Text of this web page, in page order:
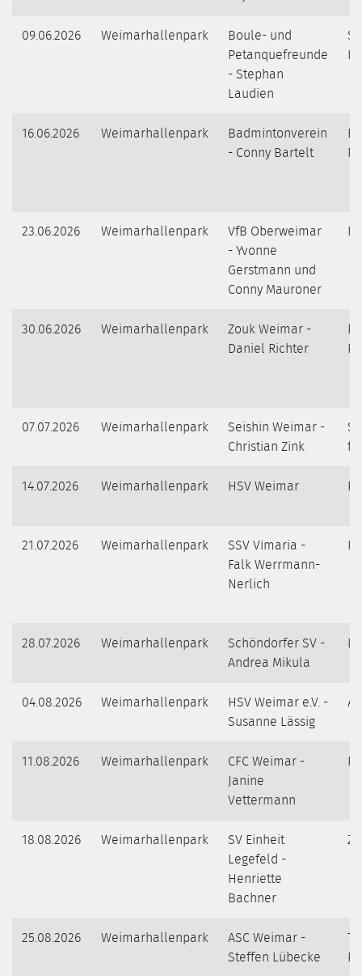
09.06.2026 Weimarhallenpark
Boule- und
Petanquefreunde
- Stephan
Laudien
16.06.2026 Weimarhallenpark
Badmintonverein
- Conny Bartelt
23.06.2026 Weimarhallenpark
VfB Oberweimar
- Yvonne
Gerstmann und
Conny Mauroner
30.06.2026 Weimarhallenpark
Zouk Weimar -
Daniel Richter
07.07.2026 Weimarhallenpark
Seishin Weimar -
Christian Zink
14.07.2026 Weimarhallenpark HSV Weimar
21.07.2026 Weimarhallenpark
SSV Vimaria -
Falk Werrmann-
Nerlich
28.07.2026 Weimarhallenpark
Schöndorfer SV -
Andrea Mikula
04.08.2026 Weimarhallenpark
HSV Weimar e.V. -
Susanne Lässig
11.08.2026 Weimarhallenpark
CFC Weimar -
Janine
Vettermann
18.08.2026 Weimarhallenpark
SV Einheit
Legefeld -
Henriette
Bachner
25.08.2026 Weimarhallenpark
ASC Weimar -
Steffen Lübecke